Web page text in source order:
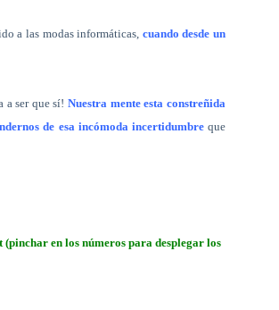
a las modas informáticas, cuando desde un
a ser que sí!Nuestra mente esta constreñida
de esa incómoda incertidumbreque
(pinchar en los números para desplegar los